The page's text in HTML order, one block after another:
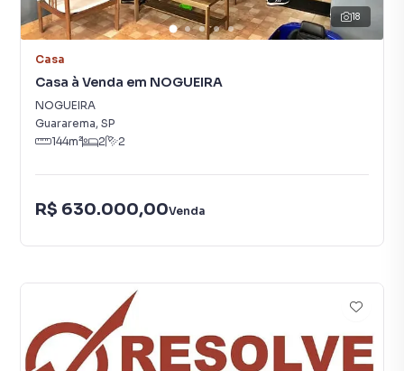
18
Casa
Casa à Venda em NOGUEIRA
NOGUEIRA
Guararema, SP
144m² 2 2
R$ 630.000,00Venda